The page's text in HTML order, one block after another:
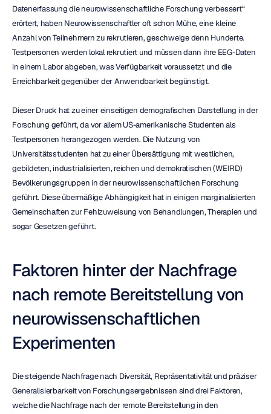
Datenerfassung die neurowissenschaftliche Forschung verbessert“
erörtert, haben Neurowissenschaftler oft schon Mühe, eine kleine
Anzahl von Teilnehmern zu rekrutieren, geschweige denn Hunderte.
Testpersonen werden lokal rekrutiert und müssen dann ihre EEG-Daten
in einem Labor abgeben, was Verfügbarkeit voraussetzt und die
Erreichbarkeit gegenüber der Anwendbarkeit begünstigt.
Dieser Druck hat zu einer einseitigen demografischen Darstellung in der
Forschung geführt, da vor allem US-amerikanische Studenten als
Testpersonen herangezogen werden. Die Nutzung von
Universitätsstudenten hat zu einer Übersättigung mit westlichen,
gebildeten, industrialisierten, reichen und demokratischen (WEIRD)
Bevölkerungsgruppen in der neurowissenschaftlichen Forschung
geführt. Diese übermäßige Abhängigkeit hat in einigen marginalisierten
Gemeinschaften zur Fehlzuweisung von Behandlungen, Therapien und
sogar Gesetzen geführt.
Faktoren hinter der Nachfrage
nach remote Bereitstellung von
neurowissenschaftlichen
Experimenten
Die steigende Nachfrage nach Diversität, Repräsentativität und präziser
Generalisierbarkeit von Forschungsergebnissen sind drei Faktoren,
welche die Nachfrage nach der remote Bereitstellung in den